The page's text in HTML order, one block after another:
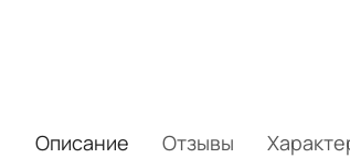
Описание Отзывы